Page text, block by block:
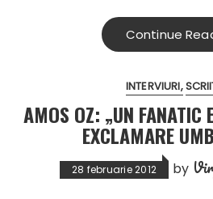
Continue
INTERVIURI
AMOS OZ: „UN FANATIC
EXCLAMARE
28 februarie 2012 by